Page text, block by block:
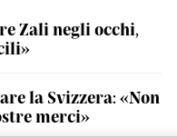
Zali negli occhi,
la Svizzera: «Non
merci»